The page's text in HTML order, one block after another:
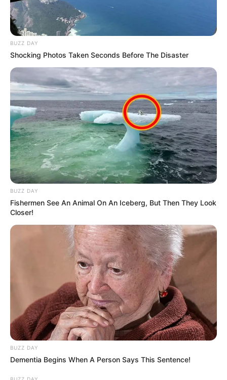
BUZZ DAY
Shocking Photos Taken Seconds Before The Disaster
BUZZ DAY
Fishermen See An Animal On An Iceberg, But Then They Look
Closer!
BUZZ DAY
Dementia Begins When A Person Says This Sentence!